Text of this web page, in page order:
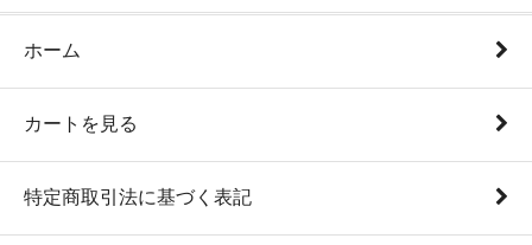
ホーム
カートを見る
特定商取引法に基づく表記